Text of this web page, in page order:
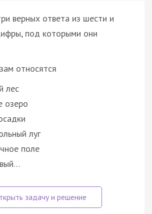
верных ответа из шести и
под которыми они
относятся
лес
озеро
луг
поле